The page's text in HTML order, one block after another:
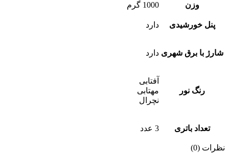
وزن
1000 گرم
پنل خورشیدی دارد
شارژ با برق شهری دارد
رنگ نور
آفتابی
مهتابی
نچرال
تعداد باتری 3 عدد
نظرات (0)